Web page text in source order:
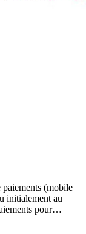
(mobile
initialement au
pour…